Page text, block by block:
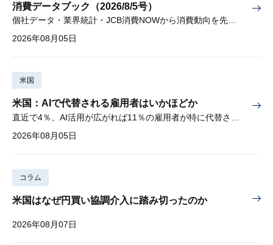
消費データブック（2026/8/5号）
個社データ・業界統計・JCB消費NOWから消費動向を先取り
2026年08月05日
米国
米国：AIで代替される雇用者はいかほどか
2026年08月05日
コラム
米国はなぜ円買い協調介入に踏み切ったのか
2026年08月07日